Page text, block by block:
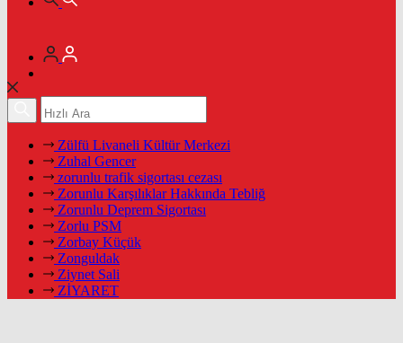
Zülfü Livaneli Kültür Merkezi
Zuhal Gencer
zorunlu trafik sigortası cezası
Zorunlu Karşılıklar Hakkında Tebliğ
Zorunlu Deprem Sigortası
Zorlu PSM
Zorbay Küçük
Zonguldak
Ziynet Sali
ZİYARET